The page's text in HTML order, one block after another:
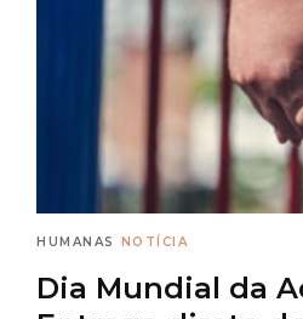
HUMANAS NOTÍCIA
Dia Mundial da